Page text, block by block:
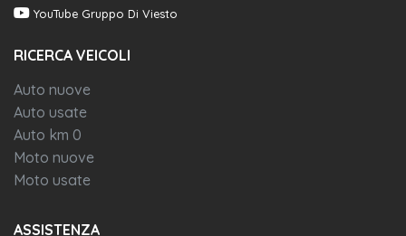
YouTube Gruppo Di Viesto
RICERCA VEICOLI
Auto nuove
Auto usate
Auto km 0
Moto nuove
Moto usate
ASSISTENZA